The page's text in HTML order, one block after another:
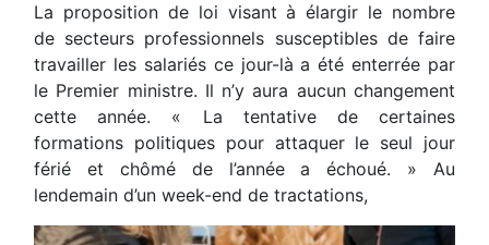
La proposition de loi visant à élargir le nombre
de secteurs professionnels susceptibles de faire
travailler les salariés ce jour-là a été enterrée par
le Premier ministre. Il n’y aura aucun changement
cette année. « La tentative de certaines
formations politiques pour attaquer le seul jour
férié et chômé de l’année a échoué. » Au
lendemain d’un week-end de tractations,